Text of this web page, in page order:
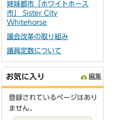
姉妹都市「ホワイトホース
市」 Sister City
Whitehorse
議会改革の取り組み
議員定数について
お気に入り 編集
登録されているページはあり
ません。